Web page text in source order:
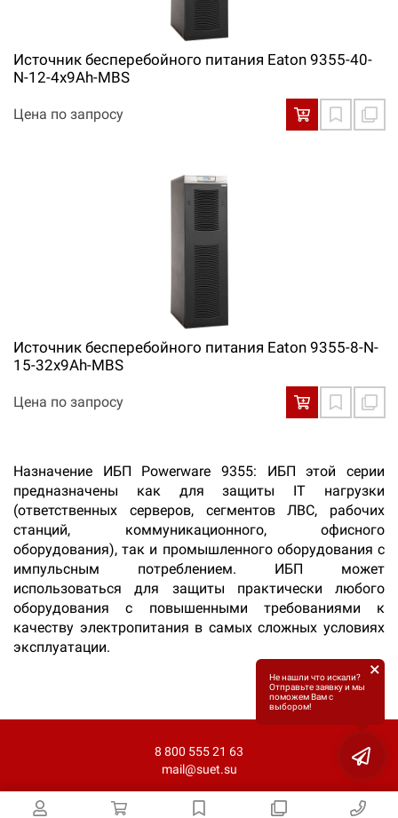
Источник бесперебойного питания Eaton 9355-40-
N-12-4x9Ah-MBS
Цена по запросу
Источник бесперебойного питания Eaton 9355-8-N-
15-32x9Ah-MBS
Цена по запросу
Назначение ИБП Powerware 9355: ИБП этой серии
предназначены как для защиты IT нагрузки
(ответственных серверов, сегментов ЛВС, рабочих
станций, коммуникационного, офисного
оборудования), так и промышленного оборудования с
импульсным потреблением. ИБП может
использоваться для защиты практически любого
оборудования с повышенными требованиями к
качеству электропитания в самых сложных условиях
эксплуатации.
8 800 555 21 63
mail@suet.su
Не нашли что искали?
Отправьте заявку и мы
поможем Вам с
выбором!
×